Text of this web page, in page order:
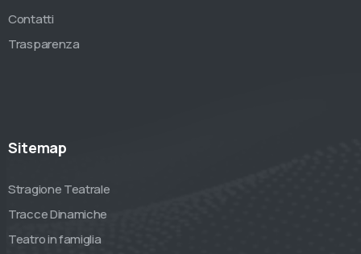
Contatti
Trasparenza
Sitemap
Stragione Teatrale
Tracce Dinamiche
Teatro in famiglia